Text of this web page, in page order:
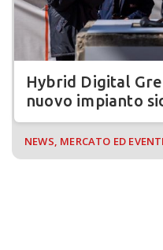
Hybrid Digital
nuovo impianto
sostenibile
NEWS, MERCATO ED EVENTI